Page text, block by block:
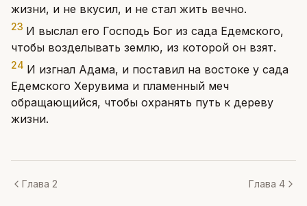
жизни, и не вкусил, и не стал жить вечно.
23 И выслал его Господь Бог из сада Едемского,
чтобы возделывать землю, из которой он взят.
24 И изгнал Адама, и поставил на востоке у сада
Едемского Херувима и пламенный меч
обращающийся, чтобы охранять путь к дереву
жизни.
Глава 2 Глава 4